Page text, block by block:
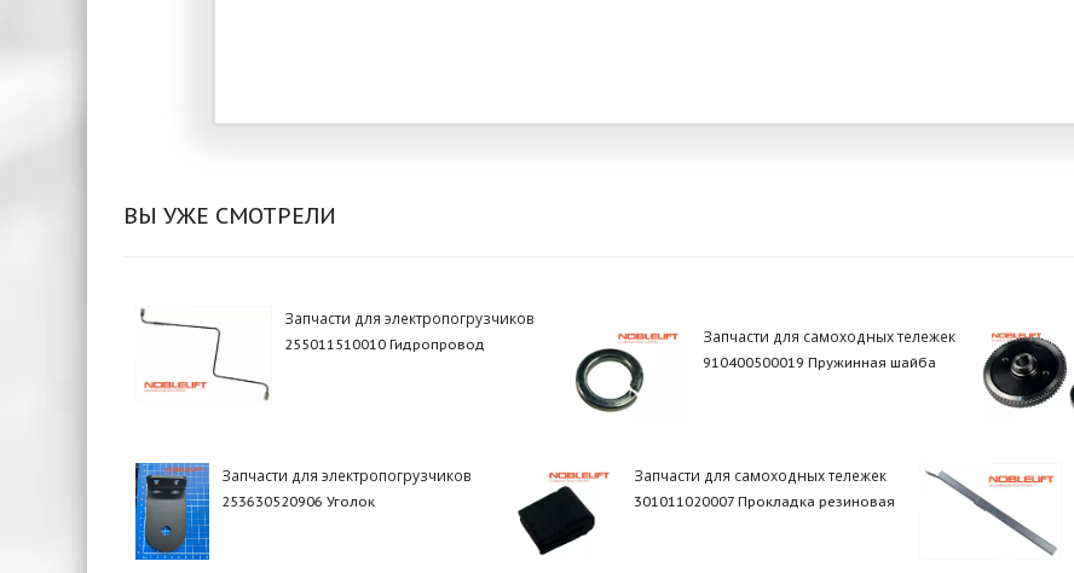
ВЫ УЖЕ СМОТРЕЛИ
Запчасти для электропогрузчиков
255011510010 Гидропровод Запчасти для самоходных тележек
910400500019 Пружинная шайба
Запчасти для электропогрузчиков
253630520906 Уголок
Запчасти для самоходных тележек
301011020007 Прокладка резиновая